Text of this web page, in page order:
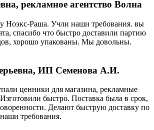
рекламное агентство Волна
Ноэкс-Раша. Учли наши требования. вы
спасибо что быстро доставили партию
хорошо упакованы. Мы довольны.
ИП Семенова А.И.
ценники для магазина, рекламные
быстро. Поставка была в срок,
Делают быструю доставку по
требования.